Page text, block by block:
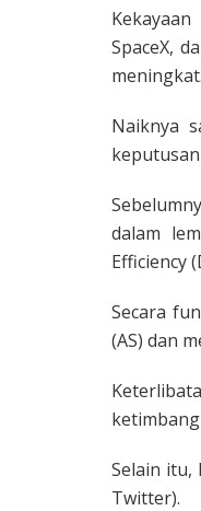
SpaceX,
meningkat.
Naiknya
dalam
Efficiency
Secara
(AS) dan
Selain itu,
Twitter).